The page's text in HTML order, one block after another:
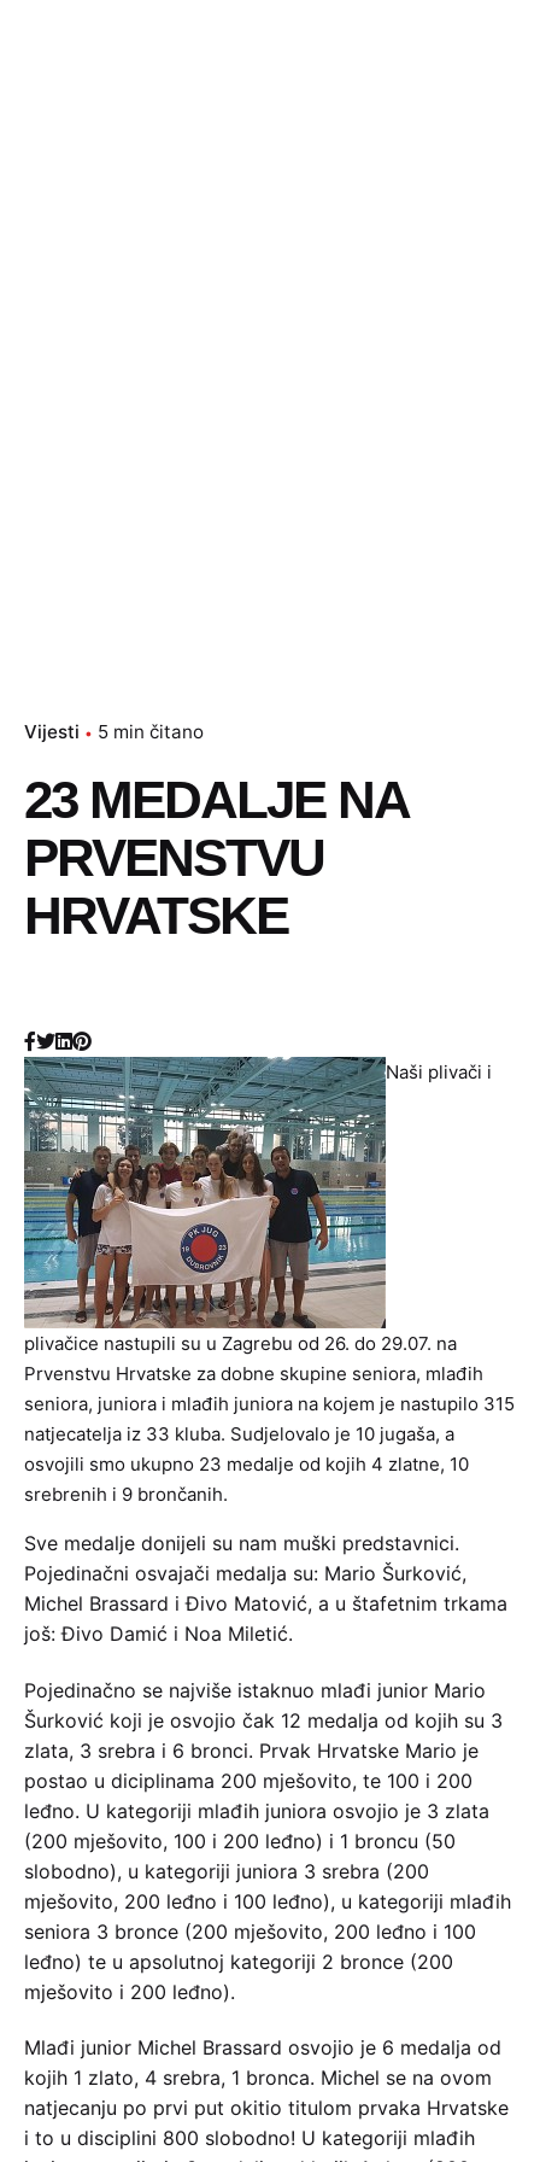
Vijesti 5 min čitano
23 MEDALJE NA
PRVENSTVU
HRVATSKE
Naši plivači i
plivačice nastupili su u Zagrebu od 26. do 29.07. na
Prvenstvu Hrvatske za dobne skupine seniora, mlađih
seniora, juniora i mlađih juniora na kojem je nastupilo 315
natjecatelja iz 33 kluba. Sudjelovalo je 10 jugaša, a
osvojili smo ukupno 23 medalje od kojih 4 zlatne, 10
srebrenih i 9 brončanih.
Sve medalje donijeli su nam muški predstavnici.
Pojedinačni osvajači medalja su: Mario Šurković,
Michel Brassard i Đivo Matović, a u štafetnim trkama
još: Đivo Damić i Noa Miletić.
Pojedinačno se najviše istaknuo mlađi junior Mario
Šurković koji je osvojio čak 12 medalja od kojih su 3
zlata, 3 srebra i 6 bronci. Prvak Hrvatske Mario je
postao u diciplinama 200 mješovito, te 100 i 200
leđno. U kategoriji mlađih juniora osvojio je 3 zlata
(200 mješovito, 100 i 200 leđno) i 1 broncu (50
slobodno), u kategoriji juniora 3 srebra (200
mješovito, 200 leđno i 100 leđno), u kategoriji mlađih
seniora 3 bronce (200 mješovito, 200 leđno i 100
leđno) te u apsolutnoj kategoriji 2 bronce (200
mješovito i 200 leđno).
Mlađi junior Michel Brassard osvojio je 6 medalja od
kojih 1 zlato, 4 srebra, 1 bronca. Michel se na ovom
natjecanju po prvi put okitio titulom prvaka Hrvatske
i to u disciplini 800 slobodno! U kategoriji mlađih